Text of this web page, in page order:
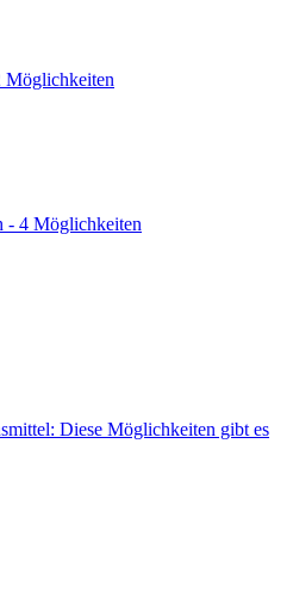
Möglichkeiten
- 4 Möglichkeiten
Diese Möglichkeiten gibt es